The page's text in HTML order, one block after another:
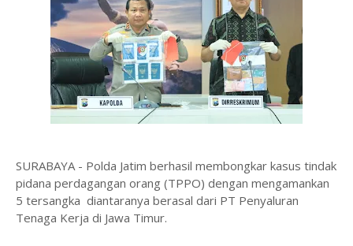
SURABAYA - Polda Jatim berhasil membongkar kasus tindak
pidana perdagangan orang (TPPO) dengan mengamankan
5 tersangka diantaranya berasal dari PT Penyaluran
Tenaga Kerja di Jawa Timur.